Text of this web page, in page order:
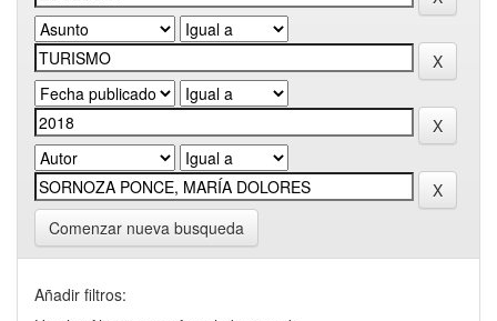
Comenzar nueva busqueda
Añadir filtros: